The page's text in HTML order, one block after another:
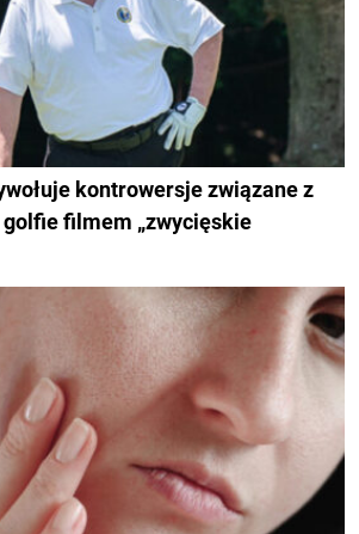
kontrowersje związane z
filmem „zwycięskie